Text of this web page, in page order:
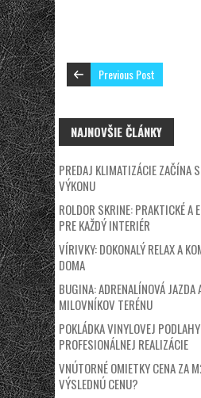
Previous Post
NAJNOVŠIE ČLÁNKY
PREDAJ KLIMATIZÁCIE ZAČÍNA
VÝKONU
ROLDOR SKRINE: PRAKTICKÉ A
PRE KAŽDÝ INTERIÉR
VÍRIVKY: DOKONALÝ RELAX A
DOMA
BUGINA: ADRENALÍNOVÁ JAZDA
MILOVNÍKOV TERÉNU
POKLÁDKA VINYLOVEJ
PROFESIONÁLNEJ REALIZÁCIE
VNÚTORNÉ OMIETKY CENA ZA
VÝSLEDNÚ CENU?